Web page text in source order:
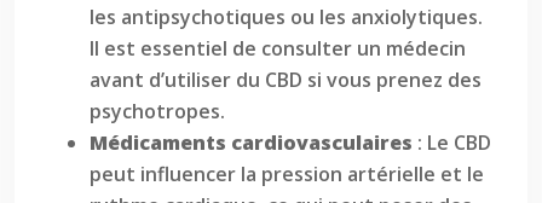
les antipsychotiques ou les anxiolytiques.
Il est essentiel de consulter un médecin
avant d’utiliser du CBD si vous prenez des
psychotropes.
Médicaments cardiovasculaires : Le CBD
peut influencer la pression artérielle et le